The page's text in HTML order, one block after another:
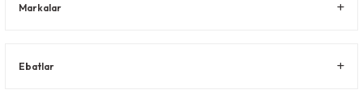
Markalar
Ebatlar